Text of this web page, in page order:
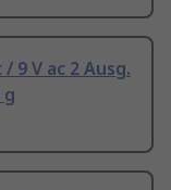
9 V ac 2 Ausg.
g